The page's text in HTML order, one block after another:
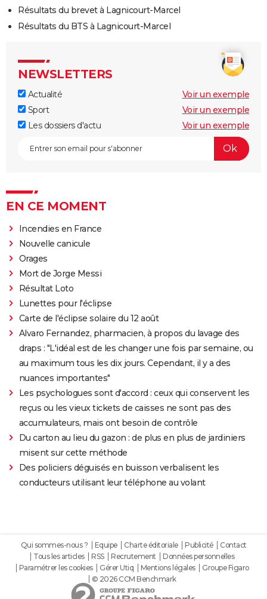
Résultats du brevet à Lagnicourt-Marcel
Résultats du BTS à Lagnicourt-Marcel
NEWSLETTERS
Actualité
Voir un exemple
Sport
Voir un exemple
Les dossiers d'actu
Voir un exemple
EN CE MOMENT
Incendies en France
Nouvelle canicule
Orages
Mort de Jorge Messi
Résultat Loto
Lunettes pour l'éclipse
Carte de l'éclipse solaire du 12 août
Alvaro Fernandez, pharmacien, à propos du lavage des
draps : "L'idéal est de les changer une fois par semaine, ou
au maximum tous les dix jours. Cependant, il y a des
nuances importantes"
Les psychologues sont d'accord : ceux qui conservent les
reçus ou les vieux tickets de caisses ne sont pas des
accumulateurs, mais ont besoin de contrôle
Du carton au lieu du gazon : de plus en plus de jardiniers
misent sur cette méthode
Des policiers déguisés en buisson verbalisent les
conducteurs utilisant leur téléphone au volant
Qui sommes-nous ? Equipe Charte éditoriale Publicité
Contact
Tous les articles
RSS Recrutement
Données personnelles
Paramétrer les cookies
Gérer Utiq Mentions légales
Groupe Figaro
© 2026 CCM Benchmark